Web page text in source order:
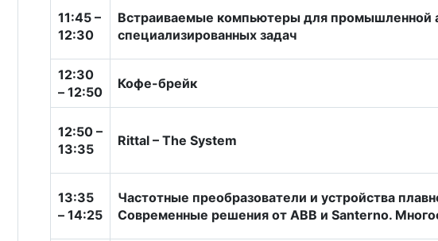
11:45 –
12:30
Встраиваемые компьютеры для промышленной
специализированных задач
12:30
– 12:50
Кофе-брейк
12:50 –
13:35
Rittal – The System
13:35
– 14:25
Частотные преобразователи и устройства
Современные решения от ABB и Santerno.